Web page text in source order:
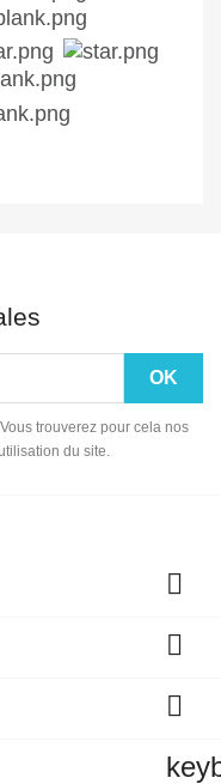
trouverez pour cela nos
du site.


